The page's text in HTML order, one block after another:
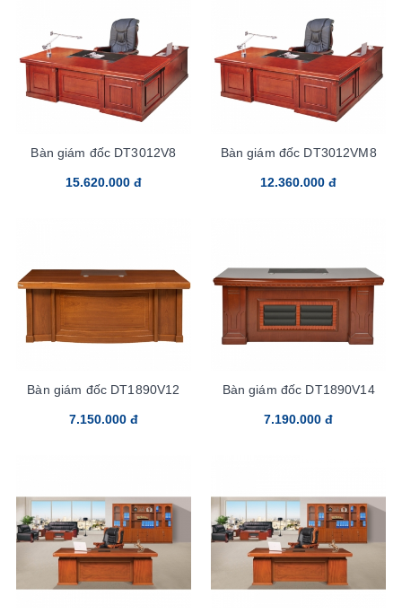
Bàn giám đốc DT3012V8
15.620.000 đ
Bàn giám đốc DT3012VM8
12.360.000 đ
Bàn giám đốc DT1890V12
7.150.000 đ
Bàn giám đốc DT1890V14
7.190.000 đ